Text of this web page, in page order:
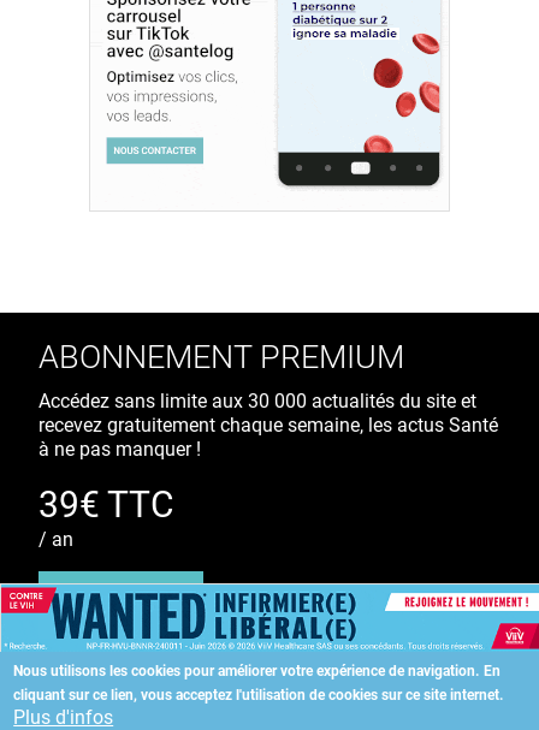
Nous utilisons les cookies pour améliorer votre expérience de navigation. En
cliquant sur ce lien, vous acceptez l'utilisation de cookies sur ce site internet.
Plus d'infos
ABONNEMENT PREMIUM
Accédez sans limite aux 30 000 actualités du site et
recevez gratuitement chaque semaine, les actus Santé
à ne pas manquer !
39€ TTC
/ an
S'ABONNER
Copyright©2026 ALLIEDHEALTH